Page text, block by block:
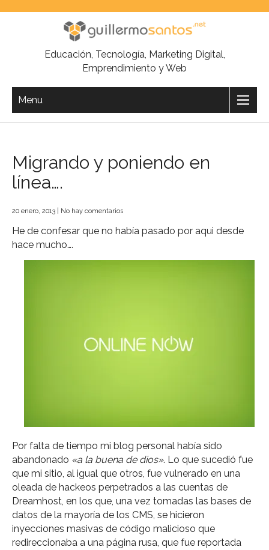
Educación, Tecnología, Marketing Digital,
Emprendimiento y Web
Menu
Migrando y poniendo en
línea….
20 enero, 2013 No hay comentarios
He de confesar que no había pasado por aqui desde
hace mucho….
Por falta de tiempo mi blog personal había sido
abandonado «a la buena de dios». Lo que sucedió fue
que mi sitio, al igual que otros, fue vulnerado en una
oleada de hackeos perpetrados a las cuentas de
Dreamhost, en los que, una vez tomadas las bases de
datos de la mayoría de los CMS, se hicieron
inyecciones masivas de código malicioso que
redireccionaba a una página rusa, que fue reportada